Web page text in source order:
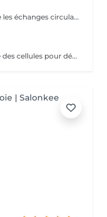
Déstocke les graisses localisées, relance les échanges circulatoires et raffermit pour retrouver une peau lisse, plus ferme et un corps plus léger. Ce soin agit sur tous types de cellulite(adipeux,aqueuse et fibreuse).
Ce programme relance le métabolisme des cellules pour déstocker les graisses résistantes, lisser la cellulite et raffermir la peau. Cure à raison de 2 soins endermologie corps par semaine pendant 5 semaines .